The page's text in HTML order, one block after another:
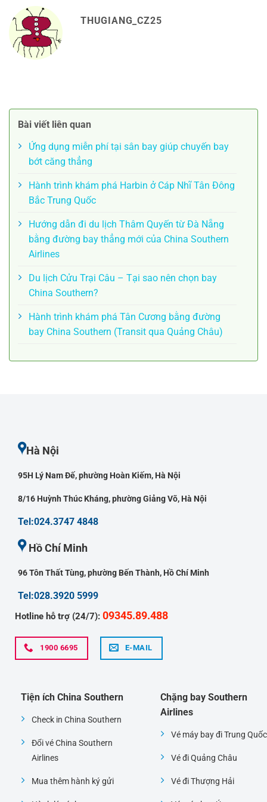
THUGIANG_CZ25
Bài viết liên quan
Ứng dụng miễn phí tại sân bay giúp chuyến bay
bớt căng thẳng
Hành trình khám phá Harbin ở Cáp Nhĩ Tân Đông
Bắc Trung Quốc
Hướng dẫn đi du lịch Thâm Quyến từ Đà Nẵng
bằng đường bay thẳng mới của China Southern
Airlines
Du lịch Cửu Trại Câu – Tại sao nên chọn bay
China Southern?
Hành trình khám phá Tân Cương bằng đường
bay China Southern (Transit qua Quảng Châu)
Hà Nội
95H Lý Nam Đế, phường Hoàn Kiếm, Hà Nội
8/16 Huỳnh Thúc Kháng, phường Giảng Võ, Hà Nội
Tel:024.3747 4848
Hồ Chí Minh
96 Tôn Thất Tùng, phường Bến Thành, Hồ Chí Minh
Tel:028.3920 5999
Hotline hỗ trợ (24/7): 09345.89.488
1900 6695 E-MAIL
Tiện ích China Southern
Check in China Southern
Đổi vé China Southern
Airlines
Mua thêm hành ký gửi
Chặng bay Southern
Airlines
Vé máy bay đi Trung Quốc
Vé đi Quảng Châu
Vé đi Thượng Hải